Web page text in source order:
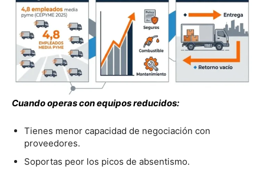
Cuando operas con equipos reducidos:
Tienes menor capacidad de negociación con
proveedores.
Soportas peor los picos de absentismo.